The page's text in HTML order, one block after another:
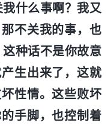
什么事啊？我又
不关我的事，也
种话不是你故意
生出来了，这就
性情。这些败坏
手脚，也控制着